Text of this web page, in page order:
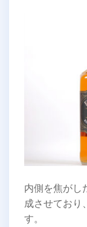
内側を焦がし
成させており
す。